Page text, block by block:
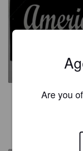
American Pale
3.5
Are you